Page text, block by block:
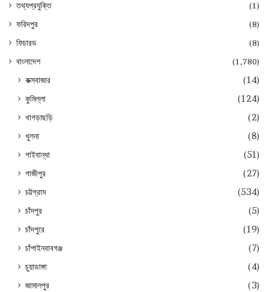
তথ্যপ্রযুক্তি
(1)
ফরিদপুর
(8)
ফিচারড
(8)
বাংলাদেশ
(1,780)
কক্সবাজার
(14)
কুমিল্লা
(124)
খাগড়াছড়ি
(2)
খুলনা
(8)
গাইবান্ধা
(51)
গাজীপুর
(27)
চট্টগ্রাম
(534)
চাঁদপুর
(5)
চাঁদপুরে
(19)
চাঁপাইনবাবগঞ্জ
(7)
চুয়াডাঙ্গা
(4)
জামালপুর
(3)